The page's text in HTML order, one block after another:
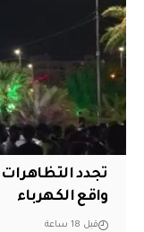
تجدد
واقع الكهرباء
قبل 18 ساعة